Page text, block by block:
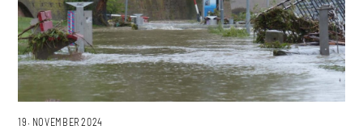
19. NOVEMBER 2024